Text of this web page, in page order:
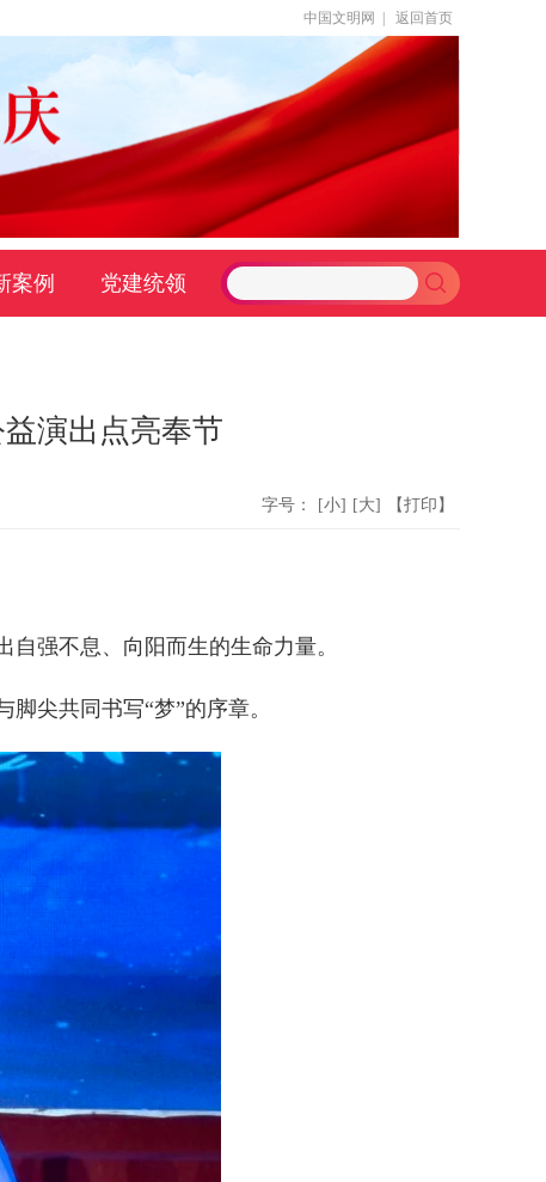
中国文明网 返回首页
案例 党建统领
演出点亮奉节
字号： [小] [大] 【打印】
强不息、向阳而生的生命力量。
尖共同书写“梦”的序章。